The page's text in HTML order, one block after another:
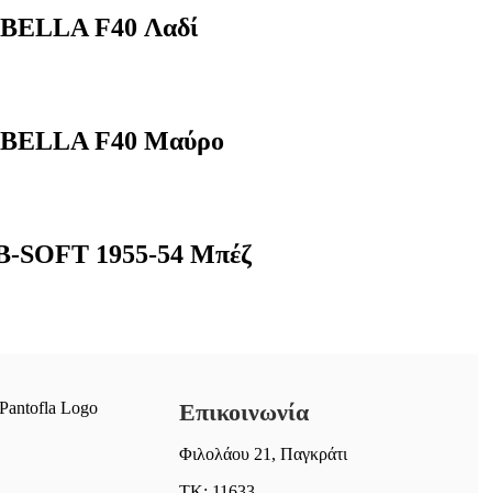
BELLA F40 Λαδί
BELLA F40 Μαύρο
SOFT 1955-54 Μπέζ
Επικοινωνία
Φιλολάου 21, Παγκράτι